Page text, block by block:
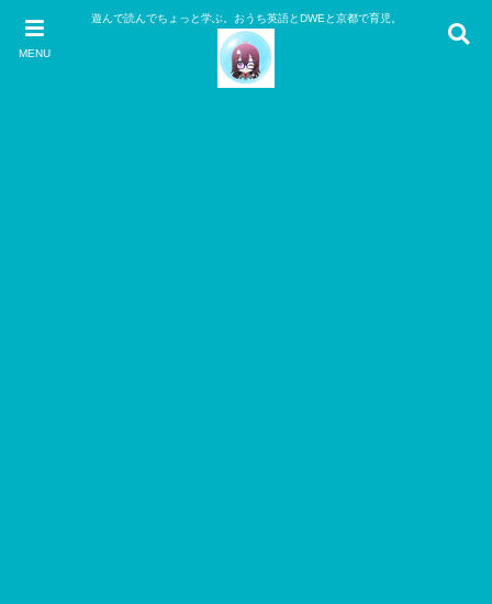
MENU
遊んで読んでちょっと学ぶ。おうち英語とDWEと京都で育児。